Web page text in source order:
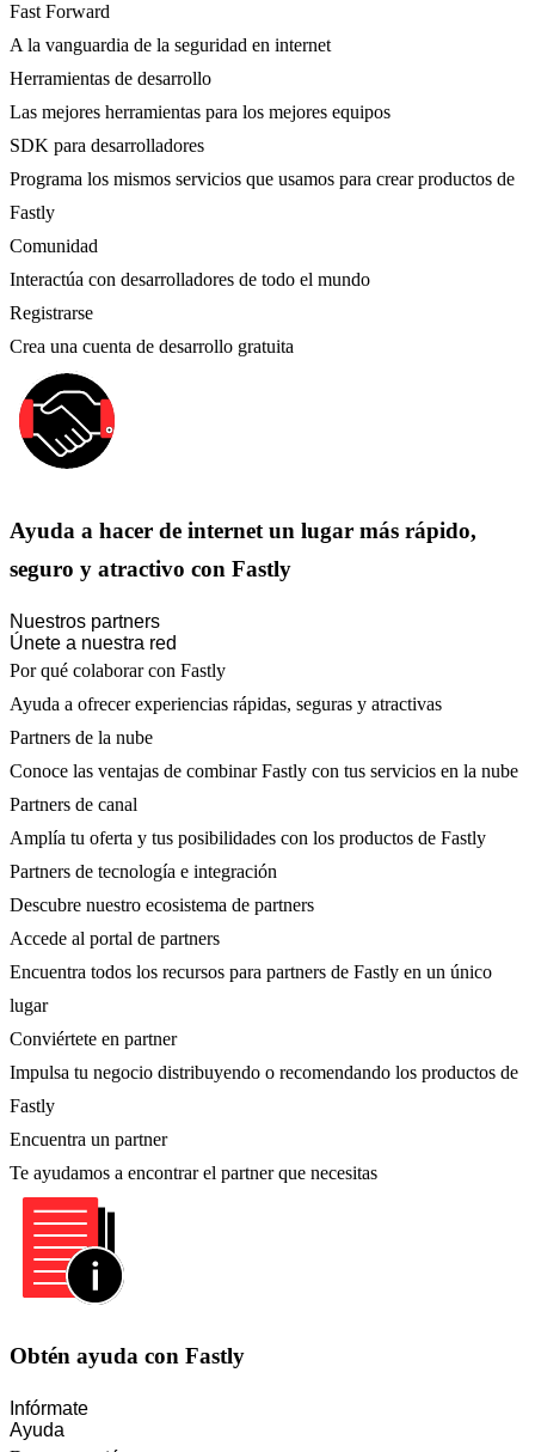
Fast Forward
A la vanguardia de la seguridad en internet
Herramientas de desarrollo
Las mejores herramientas para los mejores equipos
SDK para desarrolladores
Programa los mismos servicios que usamos para crear productos de
Fastly
Comunidad
Interactúa con desarrolladores de todo el mundo
Registrarse
Crea una cuenta de desarrollo gratuita
Ayuda a hacer de internet un lugar más rápido,
seguro y atractivo con Fastly
Nuestros partners
Únete a nuestra red
Por qué colaborar con Fastly
Ayuda a ofrecer experiencias rápidas, seguras y atractivas
Partners de la nube
Conoce las ventajas de combinar Fastly con tus servicios en la nube
Partners de canal
Amplía tu oferta y tus posibilidades con los productos de Fastly
Partners de tecnología e integración
Descubre nuestro ecosistema de partners
Accede al portal de partners
Encuentra todos los recursos para partners de Fastly en un único
lugar
Conviértete en partner
Impulsa tu negocio distribuyendo o recomendando los productos de
Fastly
Encuentra un partner
Te ayudamos a encontrar el partner que necesitas
Obtén ayuda con Fastly
Infórmate
Ayuda